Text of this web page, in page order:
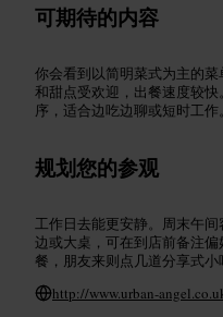
可期待的内容
你会看到以简明菜式为主的
和甜点受欢迎，出餐速度较
序，适合边吃边聊或短时工作
规划您的参观
工作日去能更安静。周末午
边或大桌，可在到店前备注
餐，朋友来则点几道分享式小
http://www.urban-